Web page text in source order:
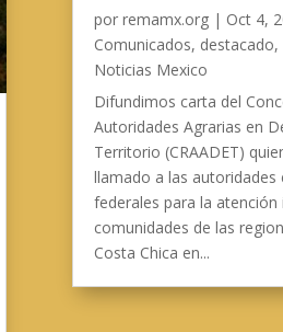
por remamx.org| Oct 4,
Comunicados, destacado,
Noticias Mexico
Difundimos carta del
Autoridades Agrarias en
Territorio (CRAADET)
llamado a las autoridades
federales para la atención
comunidades de las
Costa Chica en...